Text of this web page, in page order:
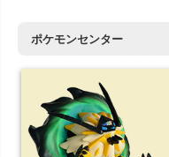
ポケモンセンター